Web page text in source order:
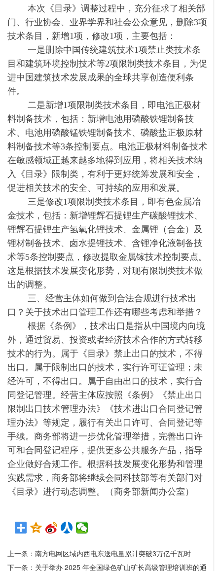
本次《目录》调整过程中，充分征求了相关部
门、行业协会、业界学界和社会公众意见，删除3项
技术条目，新增1项，修改1项，主要包括：
一是删除中国传统建筑技术1项禁止类技术条
目和建筑环境控制技术等2项限制类技术条目，为促
进中国建筑技术发展成果的全球共享创造便利条
件。
二是新增1项限制类技术条目，即电池正极材
料制备技术，包括：新增电池用磷酸铁锂制备技
术、电池用磷酸锰铁锂制备技术、磷酸盐正极原材
料制备技术等3条控制要点。电池正极材料制备技术
在敏感领域正越来越多地得到应用，将相关技术纳
入《目录》限制类，有利于更好统筹发展和安全，
促进相关技术的安全、可持续的应用和发展。
三是修改1项限制类技术条目，即有色金属冶
金技术，包括：新增锂辉石提锂生产碳酸锂技术、
锂辉石提锂生产氢氧化锂技术、金属锂（合金）及
锂材制备技术、卤水提锂技术、含锂净化液制备技
术等5条控制要点，修改提取金属镓技术控制要点。
这是根据技术发展变化形势，对现有限制类技术做
出的调整。
三、经营主体如何做到合法合规进行技术出
口？关于技术出口管理工作还有哪些考虑和举措？
根据《条例》，技术出口是指从中国境内向境
外，通过贸易、投资或者经济技术合作的方式转移
技术的行为。属于《目录》禁止出口的技术，不得
出口。属于限制出口的技术，实行许可证管理；未
经许可，不得出口。属于自由出口的技术，实行合
同登记管理。经营主体应按照《条例》《禁止出口
限制出口技术管理办法》《技术进出口合同登记管
理办法》等规定，履行有关出口许可、合同登记等
手续。商务部将进一步优化管理举措，完善出口许
可和合同登记程序，提供更多公共服务产品，指导
企业做好合规工作。根据科技发展变化形势和管理
实践需求，商务部将继续会同科技部等有关部门对
《目录》进行动态调整。（商务部新闻办公室）
上一条： 南方电网区域内西电东送电量累计突破3万亿千瓦时
下一条： 关于举办 2025 年全国绿色矿山矿长高级管理培训班的通